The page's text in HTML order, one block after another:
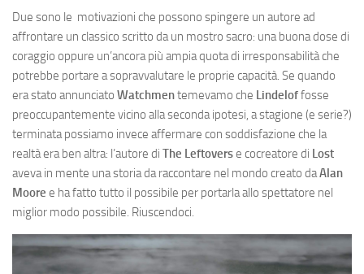
Due sono le motivazioni che possono spingere un autore ad
affrontare un classico scritto da un mostro sacro: una buona dose di
coraggio oppure un’ancora più ampia quota di irresponsabilità che
potrebbe portare a sopravvalutare le proprie capacità. Se quando
era stato annunciato Watchmentemevamo che Lindeloffosse
preoccupantemente vicino alla seconda ipotesi, a stagione (e serie?)
terminata possiamo invece affermare con soddisfazione che la
realtà era ben altra: l’autore di The Leftoverse cocreatore di Lost
aveva in mente una storia da raccontare nel mondo creato daAlan
Moore e ha fatto tutto il possibile per portarla allo spettatore nel
miglior modo possibile. Riuscendoci.